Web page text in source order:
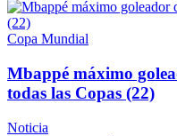
Copa Mundial
Mbappé máximo
todas las Copas (22)
Noticia